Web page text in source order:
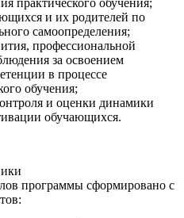
и их родителей по
самоопределения;
профессиональной
за освоением
в процессе
обучения;
и оценки динамики
обучающихся.
программы сформировано с